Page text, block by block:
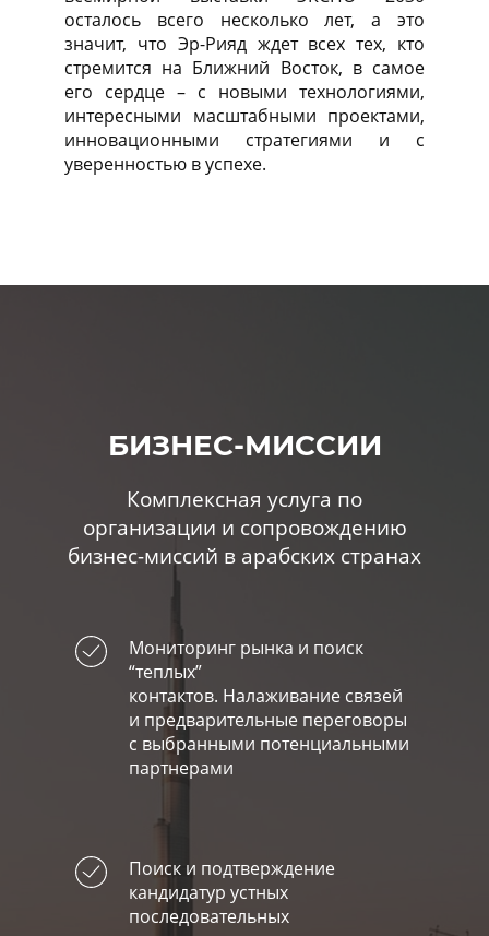
осталось всего несколько лет, а это
значит, что Эр-Рияд ждет всех тех, кто
стремится на Ближний Восток, в самое
его сердце – с новыми технологиями,
интересными масштабными проектами,
инновационными стратегиями и с
уверенностью в успехе.
БИЗНЕС-МИССИИ
Комплексная услуга по
организации и сопровождению
бизнес-миссий в арабских странах
Мониторинг рынка и поиск
“теплых”
контактов. Налаживание связей
и предварительные переговоры
с выбранными потенциальными
партнерами
Поиск и подтверждение
кандидатур устных
последовательных